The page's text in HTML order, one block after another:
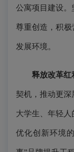
公寓项目建设。
尊重创造，积极
发展环境。
释放改革红
契机，推动更
大学生、年轻人
优化创新环境